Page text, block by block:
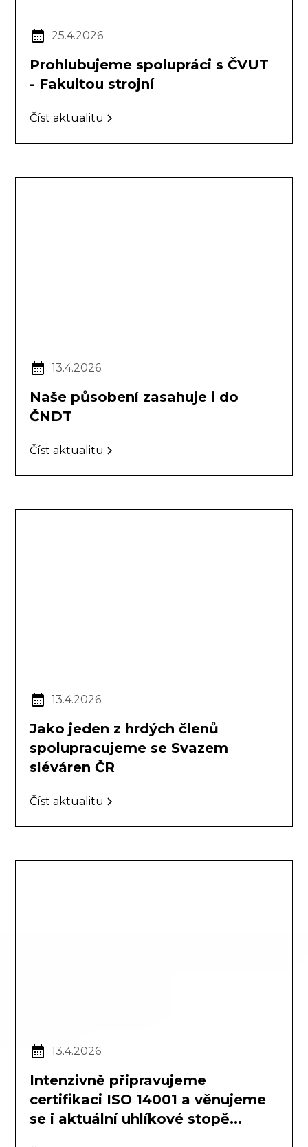
25.4.2026
Prohlubujeme spolupráci s ČVUT
- Fakultou strojní
Číst aktualitu
13.4.2026
Naše působení zasahuje i do
ČNDT
Číst aktualitu
13.4.2026
Jako jeden z hrdých členů
spolupracujeme se Svazem
sléváren ČR
Číst aktualitu
13.4.2026
Intenzivně připravujeme
certifikaci ISO 14001 a věnujeme
se i aktuální uhlíkové stopě...